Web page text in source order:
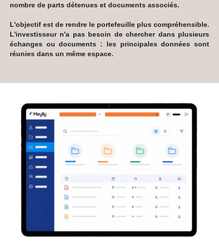
nombre de parts détenues et documents associés.
L'objectif est de rendre le portefeuille plus compréhensible.
L'investisseur n'a pas besoin de chercher dans plusieurs
échanges ou documents : les principales données sont
réunies dans un même espace.